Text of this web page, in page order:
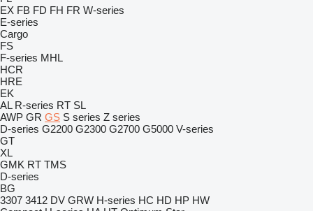
EX FB FD FH FR W-series
E-series
Cargo
FS
F-series MHL
HCR
HRE
EK
AL R-series RT SL
AWP GR GS S series Z series
D-series G2200 G2300 G2700 G5000 V-series
GT
XL
GMK RT TMS
D-series
BG
3307 3412 DV GRW H-series HC HD HP HW